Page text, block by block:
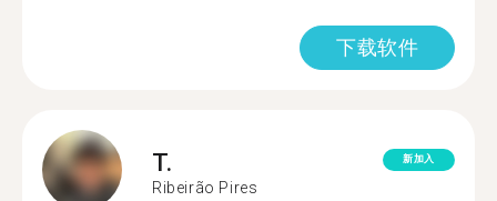
下载软件
T.
Ribeirão Pires
新加入